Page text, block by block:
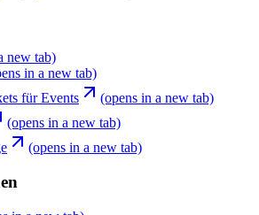
new tab)
in a new tab)
für Events
(opens in a new tab)
(opens in a new tab)
(opens in a new tab)